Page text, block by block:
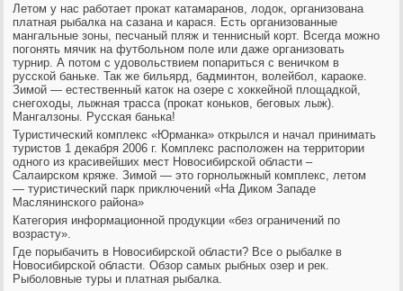
Летом у нас работает прокат катамаранов, лодок, организована
платная рыбалка на сазана и карася. Есть организованные
мангальные зоны, песчаный пляж и теннисный корт. Всегда можно
погонять мячик на футбольном поле или даже организовать
турнир. А потом с удовольствием попариться с веничком в
русской баньке. Так же бильярд, бадминтон, волейбол, караоке.
Зимой — естественный каток на озере с хоккейной площадкой,
снегоходы, лыжная трасса (прокат коньков, беговых лыж).
Мангалзоны. Русская банька!
Туристический комплекс «Юрманка» открылся и начал принимать
туристов 1 декабря 2006 г. Комплекс расположен на территории
одного из красивейших мест Новосибирской области –
Салаирском кряже. Зимой — это горнолыжный комплекс, летом
— туристический парк приключений «На Диком Западе
Маслянинского района»
Категория информационной продукции «без ограничений по
возрасту».
Где порыбачить в Новосибирской области? Все о рыбалке в
Новосибирской области. Обзор самых рыбных озер и рек.
Рыболовные туры и платная рыбалка.